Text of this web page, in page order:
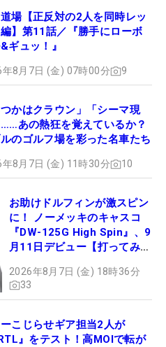
場【正反対の2人を同時レッ
】第11話／『勝手にローボ
ギュッ！』
年8月7日 (金) 07時00分 9
つかはクラウン」「シーマ現
あの熱狂を覚えているか？
のゴルフ場を彩った名車たち
年8月7日 (金) 11時30分 10
お助けドルフィンが激スピン
に！ ノーメッキのキャスコ
『DW-125G High Spin』、9
月11日デビュー【打ってみ
2026年8月7日 (金) 18時36分
33
こじらせギア担当2人が
』をテスト！高MOIで転が